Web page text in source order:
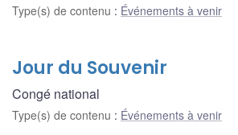
Type(s) de contenu : Événements à venir
Jour du Souvenir
Congé national
Type(s) de contenu : Événements à venir